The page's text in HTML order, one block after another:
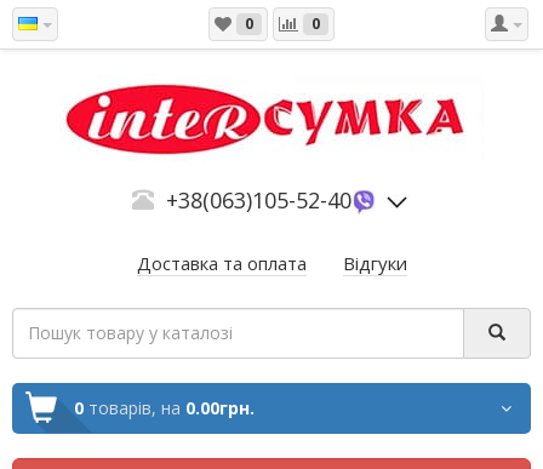
0 0
+38(063)105-52-40
Доставка та оплата Відгуки
0 товарів, на 0.00грн.